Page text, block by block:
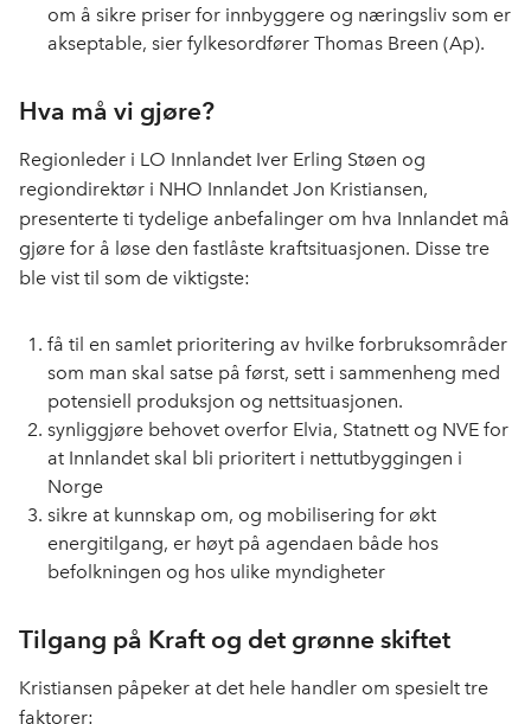
om å sikre priser for innbyggere og næringsliv som er
akseptable, sier fylkesordfører Thomas Breen (Ap).
Hva må vi gjøre?
Regionleder i LO Innlandet Iver Erling Støen og
regiondirektør i NHO Innlandet Jon Kristiansen,
presenterte ti tydelige anbefalinger om hva Innlandet må
gjøre for å løse den fastlåste kraftsituasjonen. Disse tre
ble vist til som de viktigste:
få til en samlet prioritering av hvilke forbruksområder
som man skal satse på først, sett i sammenheng med
potensiell produksjon og nettsituasjonen.
synliggjøre behovet overfor Elvia, Statnett og NVE for
at Innlandet skal bli prioritert i nettutbyggingen i
Norge
sikre at kunnskap om, og mobilisering for økt
energitilgang, er høyt på agendaen både hos
befolkningen og hos ulike myndigheter
Tilgang på Kraft og det grønne skiftet
Kristiansen påpeker at det hele handler om spesielt tre
faktorer: